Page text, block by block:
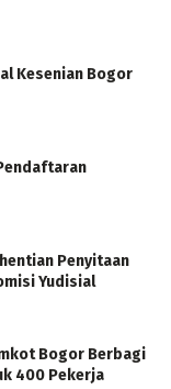
Kesenian Bogor
Penyitaan
Yudisial
Bogor Berbagi
400 Pekerja